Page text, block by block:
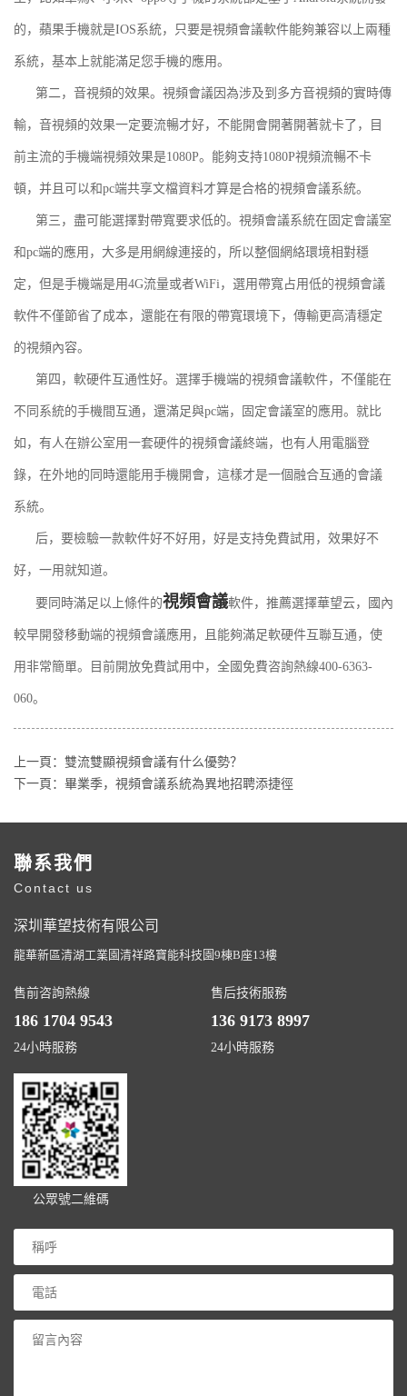
的，蘋果手機就是IOS系統，只要是視頻會議軟件能夠兼容以上兩種
系統，基本上就能滿足您手機的應用。
第二，音視頻的效果。視頻會議因為涉及到多方音視頻的實時傳
輸，音視頻的效果一定要流暢才好，不能開會開著開著就卡了，目
前主流的手機端視頻效果是1080P。能夠支持1080P視頻流暢不卡
頓，并且可以和pc端共享文檔資料才算是合格的視頻會議系統。
第三，盡可能選擇對帶寬要求低的。視頻會議系統在固定會議室
和pc端的應用，大多是用網線連接的，所以整個網絡環境相對穩
定，但是手機端是用4G流量或者WiFi，選用帶寬占用低的視頻會議
軟件不僅節省了成本，還能在有限的帶寬環境下，傳輸更高清穩定
的視頻內容。
第四，軟硬件互通性好。選擇手機端的視頻會議軟件，不僅能在
不同系統的手機間互通，還滿足與pc端，固定會議室的應用。就比
如，有人在辦公室用一套硬件的視頻會議終端，也有人用電腦登
錄，在外地的同時還能用手機開會，這樣才是一個融合互通的會議
系統。
后，要檢驗一款軟件好不好用，好是支持免費試用，效果好不
好，一用就知道。
要同時滿足以上條件的視頻會議軟件，推薦選擇華望云，國內
較早開發移動端的視頻會議應用，且能夠滿足軟硬件互聯互通，使
用非常簡單。目前開放免費試用中，全國免費咨詢熱線400-6363-
060。
上一頁： 雙流雙顯視頻會議有什么優勢？
下一頁： 畢業季，視頻會議系統為異地招聘添捷徑
聯系我們
Contact us
深圳華望技術有限公司
龍華新區清湖工業園清祥路寶能科技園9棟B座13樓
售前咨詢熱線
186 1704 9543
24小時服務
售后技術服務
136 9173 8997
24小時服務
公眾號二維碼